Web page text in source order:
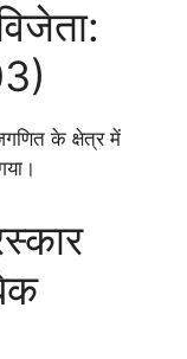
के क्षेत्र में